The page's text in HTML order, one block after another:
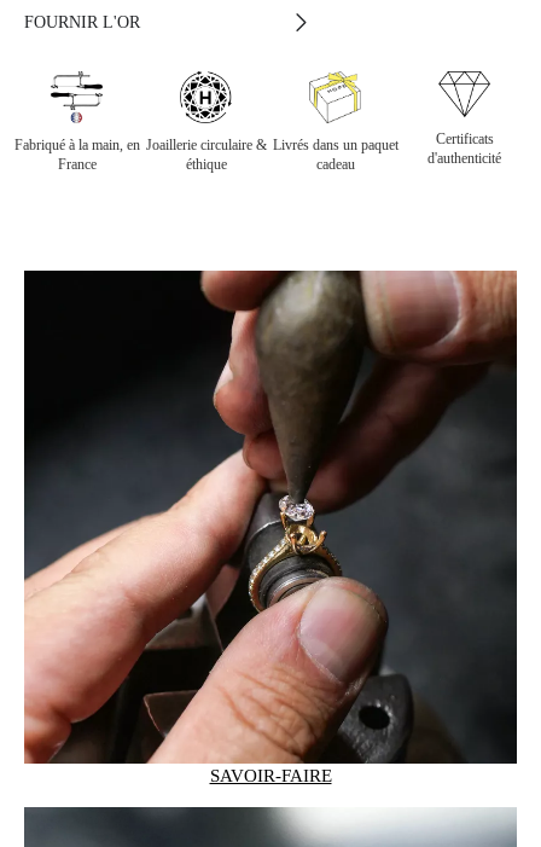
FOURNIR L'OR
Fabriqué à la main, en
France
Joaillerie circulaire &
éthique
Livrés dans un paquet
cadeau
Certificats
d'authenticité
SAVOIR-FAIRE